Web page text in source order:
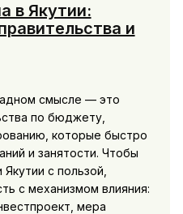
в Якутии:
и
смысле — это
по бюджету,
которые быстро
и занятости. Чтобы
с пользой,
с механизмом влияния:
мера